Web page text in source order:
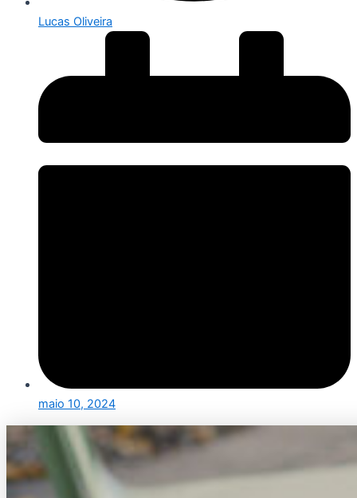
Lucas Oliveira
maio 10, 2024